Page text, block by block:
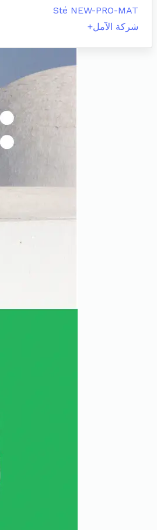
Sté NEW-PRO-MAT
شركة الآمل+